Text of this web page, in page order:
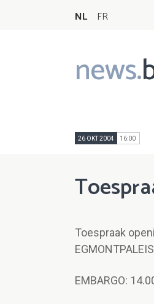
NL FR
news.
Main
navigation
26 OKT 2004 16:00
Toespraak
EMBARGO: